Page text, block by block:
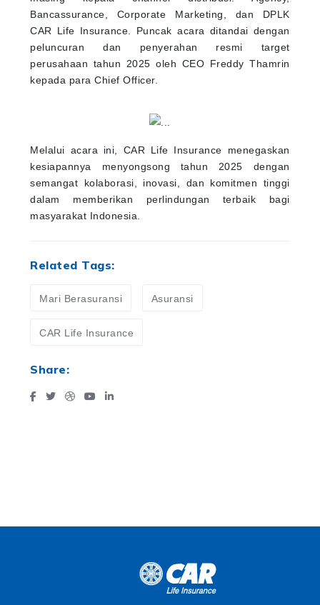
Bancassurance, Corporate Marketing, dan DPLK
CAR Life Insurance. Puncak acara ditandai dengan
peluncuran dan penyerahan resmi target
perusahaan tahun 2025 oleh CEO Freddy Thamrin
kepada para Chief Officer.
Melalui acara ini, CAR Life Insurance menegaskan
kesiapannya menyongsong tahun 2025 dengan
semangat kolaborasi, inovasi, dan komitmen tinggi
dalam memberikan perlindungan terbaik bagi
masyarakat Indonesia.
Related Tags:
Mari Berasuransi Asuransi
CAR Life Insurance
Share: